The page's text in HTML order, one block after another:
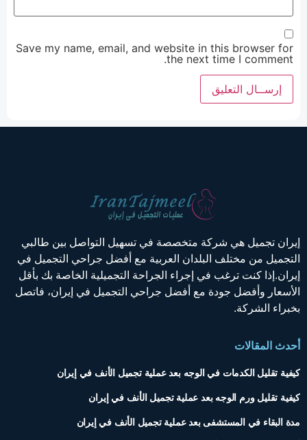
Save my name, email, and website in this browser for
the next time I comment.
تجميل هي شركة متخصصة في تسهيل التواصل بين طالبي
من مختلف البلدان العربية مع أفضل جراحي التجميل في
كنت ترغب في إجراء الجراحة التجميلية الخاصة بك بأقل
وأفضل جودة مع أفضل جراحي التجميل في إيران، فاتصل
الشركة.
المقالات
تقليل الكدمات في الوجه بعد عملية تجميل الأنف في إيران
تقليل ورم الوجه بعد عملية تجميل الأنف في إيران
البقاء في المستشفى بعد عملية تجميل الأنف في إيران